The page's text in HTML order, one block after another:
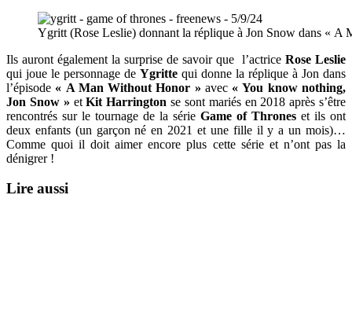
Ygritt (Rose Leslie) donnant la réplique à Jon Snow dans « A
Ils auront également la surprise de savoir que l’actrice Rose Leslie
qui joue le personnage de Ygritte qui donne la réplique à Jon dans
l’épisode « A Man Without Honor » avec« You know nothing,
Jon Snow » etKit Harrington se sont mariés en 2018 après s’être
rencontrés sur le tournage de la série Game of Thrones et ils ont
deux enfants (un garçon né en 2021 et une fille il y a un mois)…
Comme quoi il doit aimer encore plus cette série et n’ont pas la
dénigrer !
Lire aussi